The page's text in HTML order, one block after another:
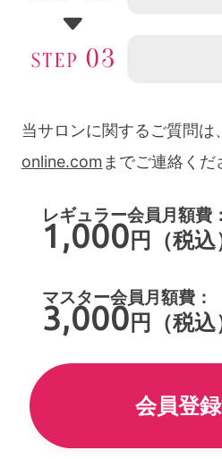
当サロンに関するご質問は、
online.comまでご連絡くだ
レギュラー会員月額費：
1,000円（税込
マスター会員月額費：
3,000円（税込
会員登